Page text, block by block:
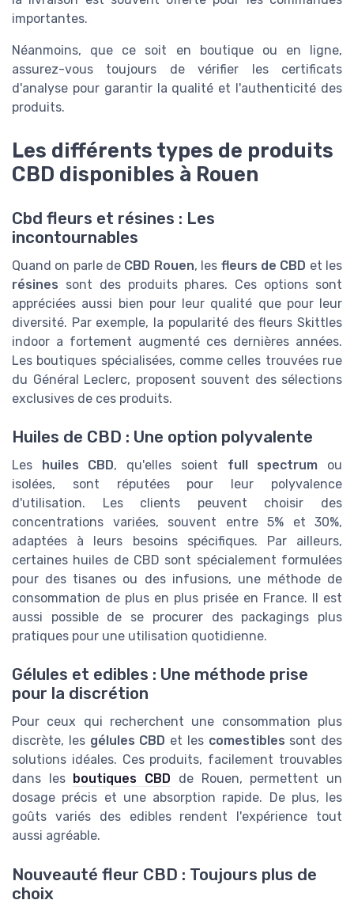
importantes.
Néanmoins, que ce soit en boutique ou en ligne,
assurez-vous toujours de vérifier les certificats
d'analyse pour garantir la qualité et l'authenticité des
produits.
Les différents types de produits
CBD disponibles à Rouen
Cbd fleurs et résines : Les
incontournables
Quand on parle de CBD Rouen, les fleurs de CBD et les
résines sont des produits phares. Ces options sont
appréciées aussi bien pour leur qualité que pour leur
diversité. Par exemple, la popularité des fleurs Skittles
indoor a fortement augmenté ces dernières années.
Les boutiques spécialisées, comme celles trouvées rue
du Général Leclerc, proposent souvent des sélections
exclusives de ces produits.
Huiles de CBD : Une option polyvalente
Les huiles CBD, qu'elles soient full spectrum ou
isolées, sont réputées pour leur polyvalence
d'utilisation. Les clients peuvent choisir des
concentrations variées, souvent entre 5% et 30%,
adaptées à leurs besoins spécifiques. Par ailleurs,
certaines huiles de CBD sont spécialement formulées
pour des tisanes ou des infusions, une méthode de
consommation de plus en plus prisée en France. Il est
aussi possible de se procurer des packagings plus
pratiques pour une utilisation quotidienne.
Gélules et edibles : Une méthode prise
pour la discrétion
Pour ceux qui recherchent une consommation plus
discrète, les gélules CBD et les comestibles sont des
solutions idéales. Ces produits, facilement trouvables
dans les
boutiques CBD de Rouen, permettent un
dosage précis et une absorption rapide. De plus, les
goûts variés des edibles rendent l'expérience tout
aussi agréable.
Nouveauté fleur CBD : Toujours plus de
choix